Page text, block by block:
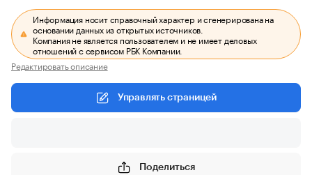
Информация носит справочный характер и сгенерирована на
основании данных из открытых источников.
Компания не является пользователем и не имеет деловых
отношений с сервисом РБК Компании.
Редактировать описание
Управлять страницей
Поделиться